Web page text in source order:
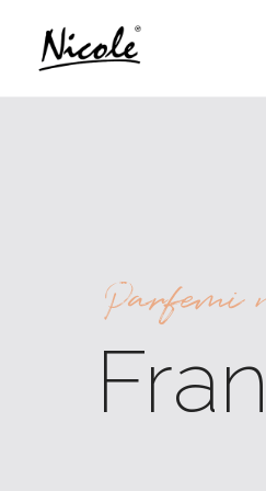
Parfemi